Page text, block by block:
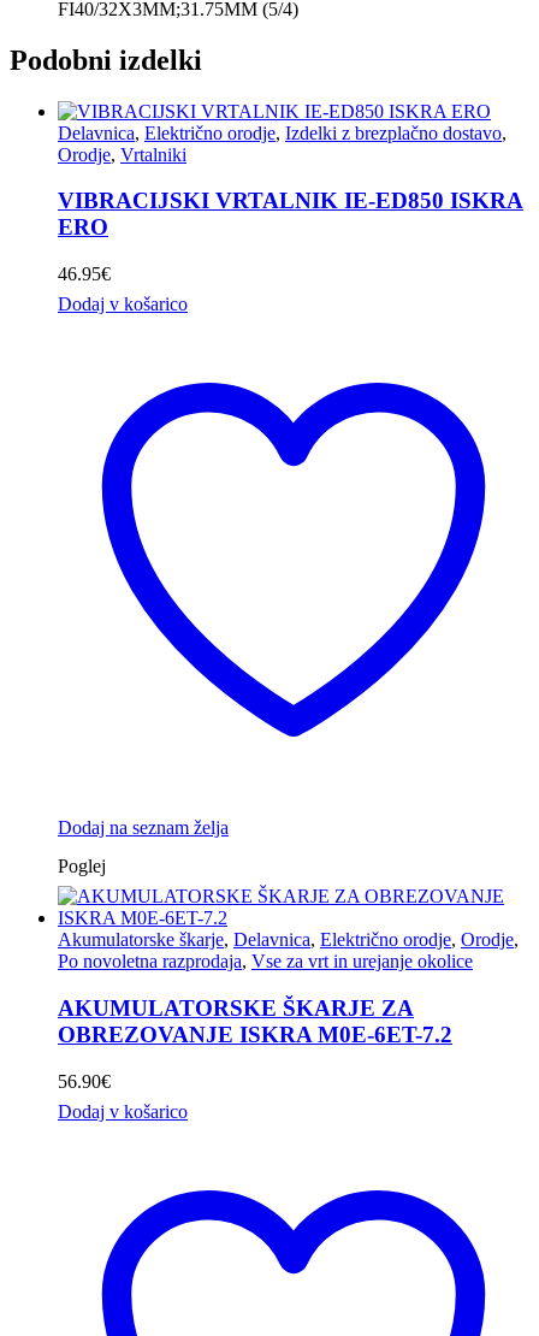
FI40/32X3MM;31.75MM (5/4)
Podobni izdelki
Delavnica, Električno orodje, Izdelki z brezplačno dostavo,
Orodje, Vrtalniki
VIBRACIJSKI VRTALNIK IE-ED850 ISKRA
ERO
46.95€
Dodaj v košarico
Dodaj na seznam želja
Poglej
Akumulatorske škarje, Delavnica, Električno orodje, Orodje,
Po novoletna razprodaja, Vse za vrt in urejanje okolice
AKUMULATORSKE ŠKARJE ZA
OBREZOVANJE ISKRA M0E-6ET-7.2
56.90€
Dodaj v košarico